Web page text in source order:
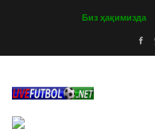
Биз ҳақимизда